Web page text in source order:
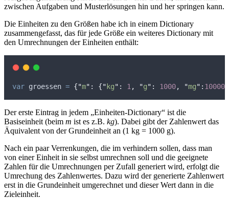
zwischen Aufgaben und Musterlösungen hin und her springen kann.
Die Einheiten zu den Größen habe ich in einem Dictionary
zusammengefasst, das für jede Größe ein weiteres Dictionary mit
den Umrechnungen der Einheiten enthält:
var groessen = {"m" : {"kg" : 1 , "g" : 1000, "mg" :
Der erste Eintrag in jedem „Einheiten-Dictionary“ ist die
Basiseinheit (beim m ist es z.B. kg). Dabei gibt der Zahlenwert das
Äquivalent von der Grundeinheit an (1 kg = 1000 g).
Nach ein paar Verrenkungen, die im verhindern sollen, dass man
von einer Einheit in sie selbst umrechnen soll und die geeignete
Zahlen für die Umrechnungen per Zufall generiert wird, erfolgt die
Umrechung des Zahlenwertes. Dazu wird der generierte Zahlenwert
erst in die Grundeinheit umgerechnet und dieser Wert dann in die
Zieleinheit.